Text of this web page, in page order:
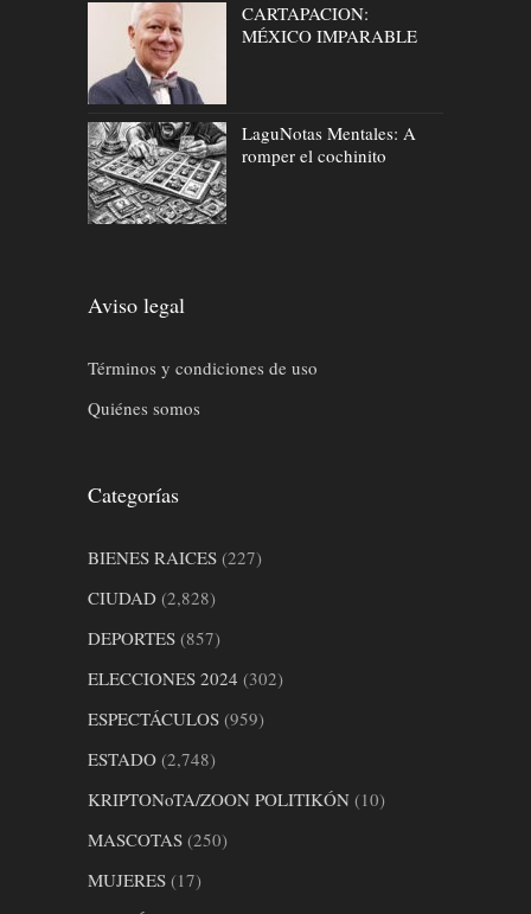
CARTAPACION:
MÉXICO IMPARABLE
LaguNotas Mentales: A
romper el cochinito
Aviso legal
Términos y condiciones de uso
Quiénes somos
Categorías
BIENES RAICES (227)
CIUDAD (2,828)
DEPORTES (857)
ELECCIONES 2024 (302)
ESPECTÁCULOS (959)
ESTADO (2,748)
KRIPTONoTA/ZOON POLITIKÓN (10)
MASCOTAS (250)
MUJERES (17)